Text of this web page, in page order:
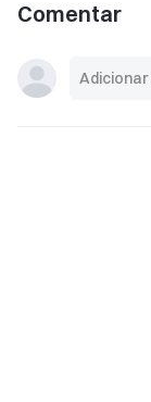
Comentar